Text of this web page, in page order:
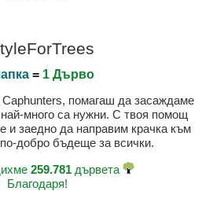
= 1 Дърво
помагаш да засаждаме
много са нужни. С твоя помощ
заедно да направим крачка към
добро бъдеще за всички.
259.781 дървета
Благодаря!